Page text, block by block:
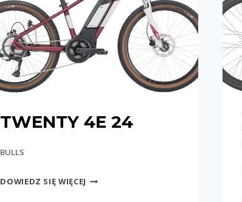
TWENTY 4E 24
BULLS
DOWIEDZ SIĘ WIĘCEJ TWENTY